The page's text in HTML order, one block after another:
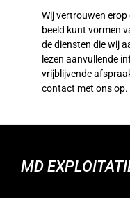
Wij vertrouwen erop
beeld kunt vormen
de diensten die wij
lezen aanvullende
vrijblijvende
contact met ons op.
MD